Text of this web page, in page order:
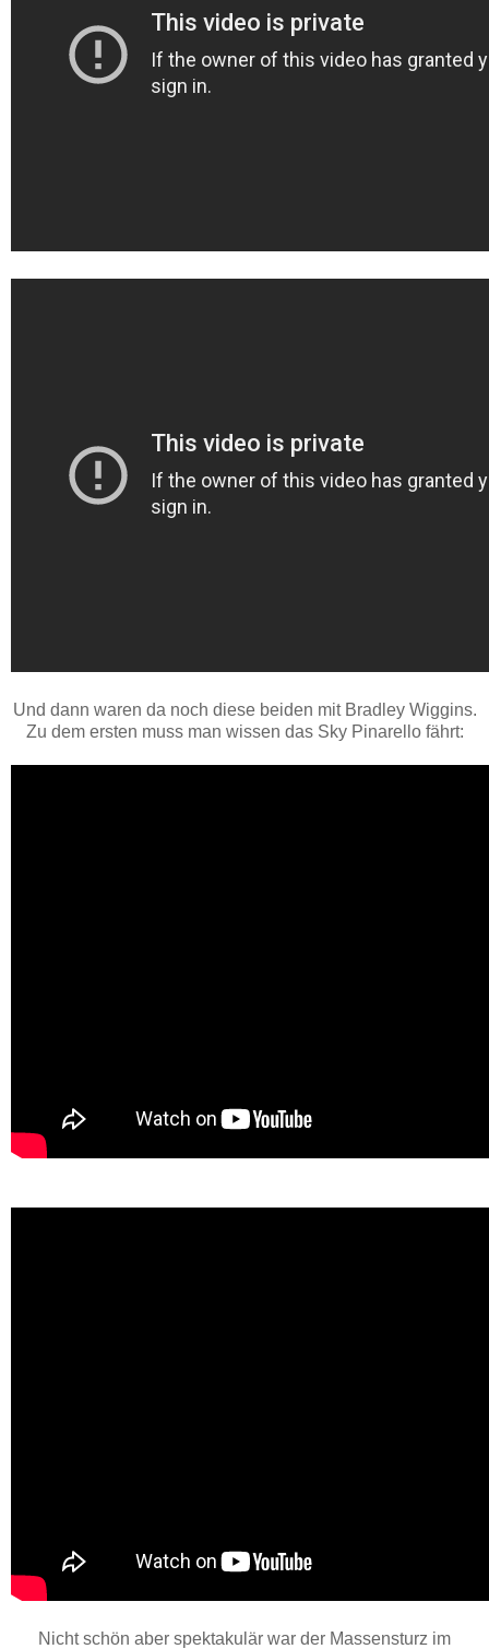
Und dann waren da noch diese beiden mit Bradley Wiggins.
Zu dem ersten muss man wissen das Sky Pinarello fährt:
Nicht schön aber spektakulär war der Massensturz im